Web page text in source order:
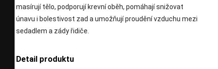
masírují tělo, podporují krevní oběh, pomáhají snižovat
únavu i bolestivost zad a umožňují proudění vzduchu mezi
sedadlem a zády řidiče.
Detail produktu